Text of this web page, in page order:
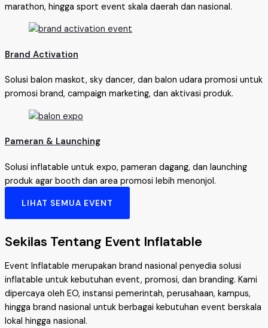
marathon, hingga sport event skala daerah dan nasional.
Brand Activation
Solusi balon maskot, sky dancer, dan balon udara promosi untuk
promosi brand, campaign marketing, dan aktivasi produk.
Pameran & Launching
Solusi inflatable untuk expo, pameran dagang, dan launching
produk agar booth dan area promosi lebih menonjol.
LIHAT SEMUA EVENT
Sekilas Tentang Event Inflatable
Event Inflatable merupakan brand nasional penyedia solusi
inflatable untuk kebutuhan event, promosi, dan branding. Kami
dipercaya oleh EO, instansi pemerintah, perusahaan, kampus,
hingga brand nasional untuk berbagai kebutuhan event berskala
lokal hingga nasional.